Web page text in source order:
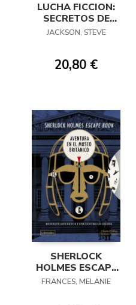
LUCHA FICCION:
SECRETOS DE
SALAMONIS
JACKSON, STEVE
20,80 €
SHERLOCK
HOLMES ESCAPE
BOOK 03
FRANCES, MELANIE